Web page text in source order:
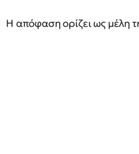
Η απόφαση ορίζει ως μέλη